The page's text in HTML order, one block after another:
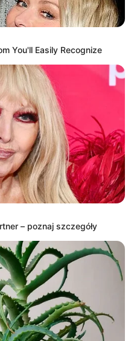
You'll Easily Recognize
– poznaj szczegóły